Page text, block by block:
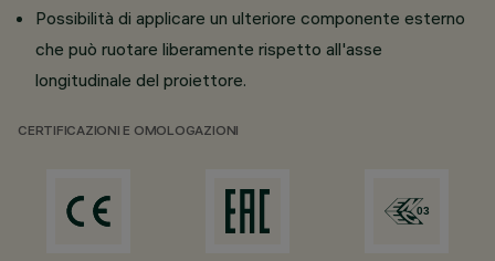
Possibilità di applicare un ulteriore componente esterno
che può ruotare liberamente rispetto all'asse
longitudinale del proiettore.
CERTIFICAZIONI E OMOLOGAZIONI